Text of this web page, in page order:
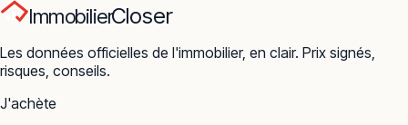
ImmobilierCloser
Les données officielles de l'immobilier, en clair. Prix signés,
risques, conseils.
J'achète